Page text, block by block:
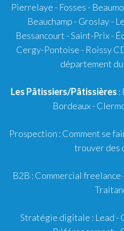
Pierrelaye - Fosses -
Beauchamp - Groslay -
Bessancourt - Saint-Prix -
Cergy-Pontoise - Roissy
département
Les Pâtissiers/Pâtissières :
Bordeaux-
Prospection : Comment se
trouver des
B2B : Commercial freelance
Stratégie digitale : Lead -